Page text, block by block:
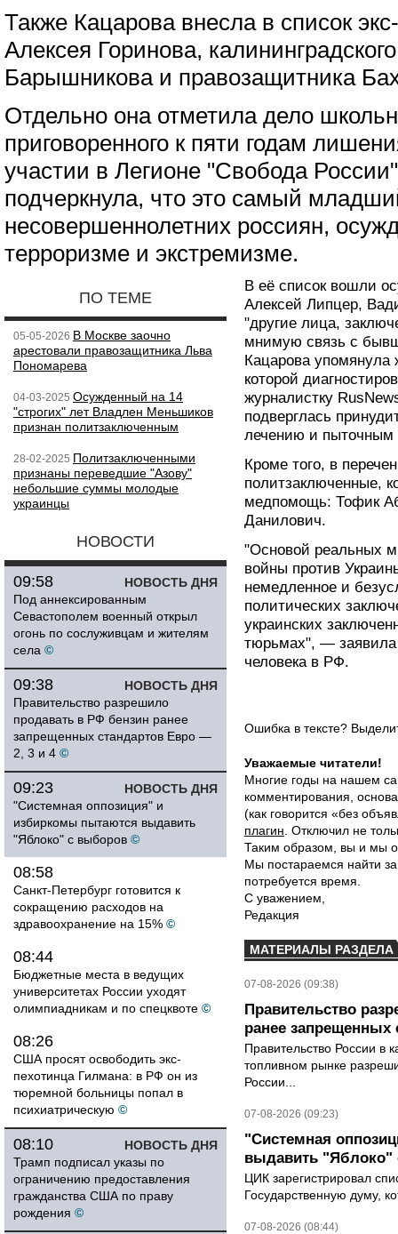
Также Кацарова внесла в список
Алексея Горинова,
Барышникова и правозащитника
Отдельно она отметила дело
приговоренного к пяти годам
участии в Легионе "Свобода
подчеркнула, что это самый
несовершеннолетних россиян,
терроризме и экстремизме.
ПО ТЕМЕ
05-05-2026 В Москве заочно
арестовали правозащитника Льва
Пономарева
04-03-2025 Осужденный на 14
"строгих" лет Владлен Меньшиков
признан политзаключенным
28-02-2025 Политзаключенными
признаны переведшие "Азову"
небольшие суммы молодые
украинцы
НОВОСТИ
НОВОСТЬ ДНЯ
09:58
Под аннексированным
Севастополем военный открыл
огонь по сослуживцам и жителям
села ©
НОВОСТЬ ДНЯ
09:38
Правительство разрешило
продавать в РФ бензин ранее
запрещенных стандартов Евро —
2, 3 и 4 ©
НОВОСТЬ ДНЯ
09:23
"Системная оппозиция" и
избиркомы пытаются выдавить
"Яблоко" с выборов ©
08:58
Санкт-Петербург готовится к
сокращению расходов на
здравоохранение на 15% ©
08:44
Бюджетные места в ведущих
университетах России уходят
олимпиадникам и по спецквоте ©
08:26
США просят освободить экс-
пехотинца Гилмана: в РФ он из
тюремной больницы попал в
психиатрическую ©
НОВОСТЬ ДНЯ
08:10
Трамп подписал указы по
ограничению предоставления
гражданства США по праву
рождения ©
В её список вошли
Алексей Липцер,
"другие лица,
мнимую связь с
Кацарова упомянула
которой
журналистку
подверглась
лечению и пыточным
Кроме того, в
политзаключенные,
медпомощь: Тофик
Данилович.
"Основой реальных
войны против
немедленное и
политических
украинских
тюрьмах", — заявила
человека в РФ.
Ошибка в тексте?
Уважаемые читатели!
Многие годы на нашем
комментирования,
(как говорится «без
плагин . Отключил не
Таким образом, вы и мы
Мы постараемся найти
потребуется время.
С уважением,
Редакция
МАТЕРИАЛЫ РАЗДЕЛА
07-08-2026 (09:38)
Правительство
ранее запрещенных
Правительство России в
топливном рынке
России...
07-08-2026 (09:23)
"Системная
выдавить "Яблоко"
ЦИК зарегистрировал
Государственную думу,
07-08-2026 (08:44)